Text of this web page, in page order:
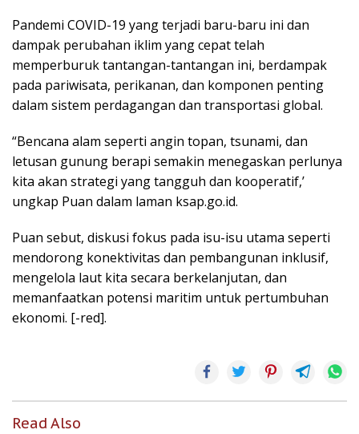
Pandemi COVID-19 yang terjadi baru-baru ini dan
dampak perubahan iklim yang cepat telah
memperburuk tantangan-tantangan ini, berdampak
pada pariwisata, perikanan, dan komponen penting
dalam sistem perdagangan dan transportasi global.
“Bencana alam seperti angin topan, tsunami, dan
letusan gunung berapi semakin menegaskan perlunya
kita akan strategi yang tangguh dan kooperatif,’
ungkap Puan dalam laman ksap.go.id.
Puan sebut, diskusi fokus pada isu-isu utama seperti
mendorong konektivitas dan pembangunan inklusif,
mengelola laut kita secara berkelanjutan, dan
memanfaatkan potensi maritim untuk pertumbuhan
ekonomi. [-red].
Read Also